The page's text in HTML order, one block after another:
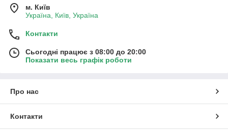
м. Київ
Україна, Київ, Україна
Контакти
Сьогодні працює з 08:00 до 20:00
Показати весь графік роботи
Про нас
Контакти